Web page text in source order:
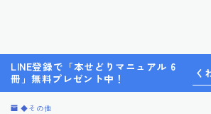
LINE登録で「本せどりマニュアル 6
冊」無料プレゼント中！
く
◆その他